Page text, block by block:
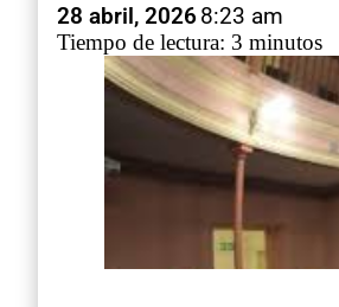
28 abril, 20268:23 am
Tiempo de lectura: 3 minutos